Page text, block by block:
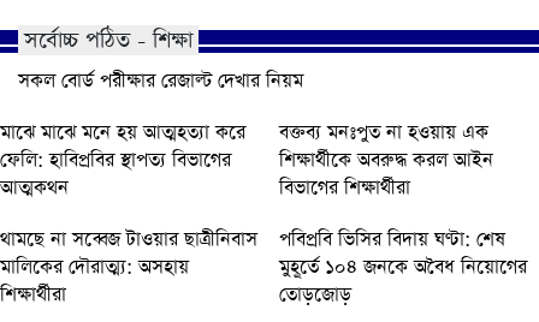
সর্বোচ্চ পঠিত - শিক্ষা
সকল বোর্ড পরীক্ষার রেজাল্ট দেখার নিয়ম
মাঝে মাঝে মনে হয় আত্মহত্যা করে
ফেলি: হাবিপ্রবির স্থাপত্য বিভাগের
আত্মকথন
বক্তব্য মনঃপুত না হওয়ায় এক
শিক্ষার্থীকে অবরুদ্ধ করল আইন
বিভাগের শিক্ষার্থীরা
থামছে না সব্বেজ টাওয়ার ছাত্রীনিবাস
মালিকের দৌরাত্ম্য: অসহায়
শিক্ষার্থীরা
পবিপ্রবি ভিসির বিদায় ঘণ্টা: শেষ
মুহূর্তে ১০৪ জনকে অবৈধ নিয়োগের
তোড়জোড়